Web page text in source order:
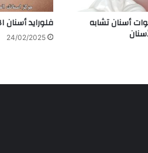
أسنان تشابه فلورايد
24/02/2025